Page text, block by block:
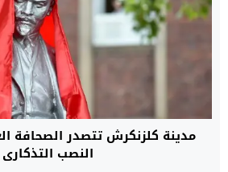
مدينة كلزنكرش تتصدر الصحافة
النصب التذكاري